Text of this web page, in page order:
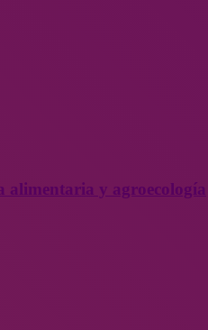
alimentaria y agroecología